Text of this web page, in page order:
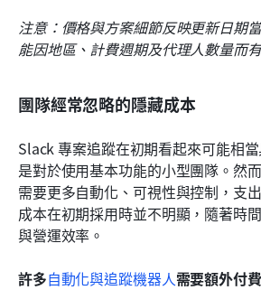
注意：價格與方案細節反映更新日期
能因地區、計費週期及代理人數量而
團隊經常忽略的隱藏成本
Slack 專案追蹤在初期看起來可能相
是對於使用基本功能的小型團隊。然
需要更多自動化、可視性與控制，支
成本在初期採用時並不明顯，隨著時
與營運效率。
許多自動化與追蹤機器人需要額外付